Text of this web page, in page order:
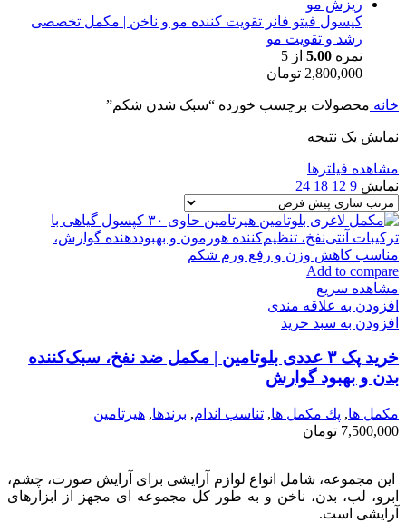
کپسول فیتو فانر تقویت کننده مو و ناخن | مکمل تخصصی
رشد و تقویت مو
نمره 5.00 از 5
2,800,000 تومان
خانه محصولات برچسب خورده “سبک شدن شکم”
نمایش یک نتیجه
مشاهده فیلترها
نمایش 9
12
18
24
Add to compare
مشاهده سریع
افزودن به علاقه مندی
افزودن به سبد خرید
خرید پک ۳ عددی بلوتامین | مکمل ضد نفخ، سبک‌کننده
بدن و بهبود گوارش
مكمل ها, پك مكمل ها, تناسب اندام, برندها, هیرتامین
7,500,000 تومان
این مجموعه، شامل انواع لوازم آرایشی برای آرایش صورت، چشم،
ابرو، لب، بدن، ناخن و به طور کل مجموعه ای مجهز از ابزارهای
آرایشی است.